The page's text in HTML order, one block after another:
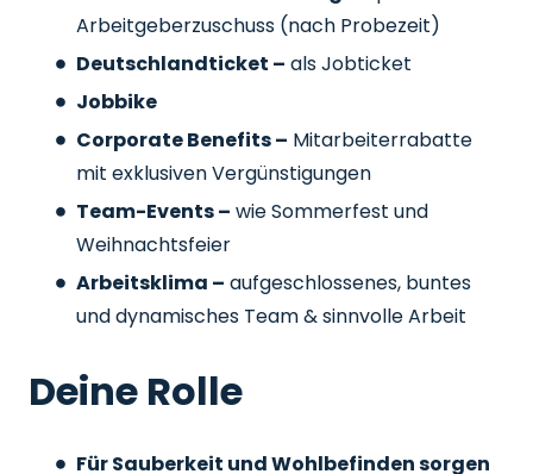
Arbeitgeberzuschuss (nach Probezeit)
Deutschlandticket – als Jobticket
Jobbike
Corporate Benefits – Mitarbeiterrabatte
mit exklusiven Vergünstigungen
Team-Events – wie Sommerfest und
Weihnachtsfeier
Arbeitsklima – aufgeschlossenes, buntes
und dynamisches Team & sinnvolle Arbeit
Deine Rolle
Für Sauberkeit und Wohlbefinden sorgen